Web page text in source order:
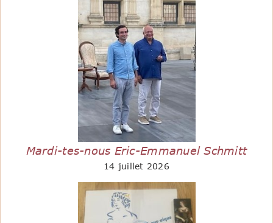
Mardi-tes-nous Eric-Emmanuel Schmitt
14 juillet 2026